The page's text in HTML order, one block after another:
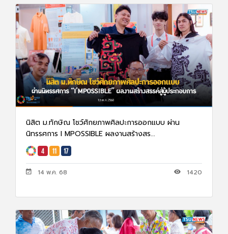
นิสิต ม.ทักษิณ โชว์ศักยภาพศิลปะการออกแบบ ผ่าน
นิทรรศการ I MPOSSIBLE ผลงานสร้างสร...
14 พ.ค. 68 1420